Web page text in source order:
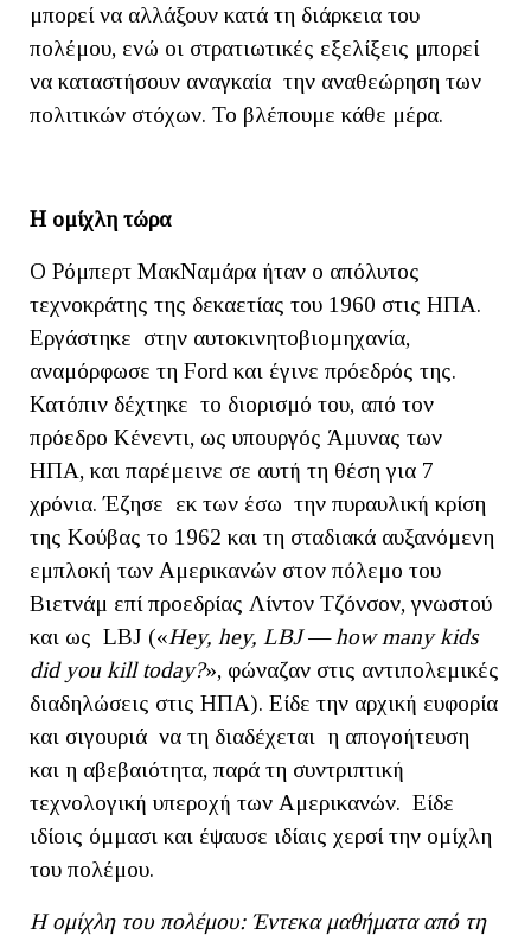
μπορεί να αλλάξουν κατά τη διάρκεια του
πολέμου, ενώ οι στρατιωτικές εξελίξεις μπορεί
να καταστήσουν αναγκαία την αναθεώρηση των
πολιτικών στόχων. Το βλέπουμε κάθε μέρα.
Η ομίχλη τώρα
Ο Ρόμπερτ ΜακΝαμάρα ήταν ο απόλυτος
τεχνοκράτης της δεκαετίας του 1960 στις ΗΠΑ.
Εργάστηκε στην αυτοκινητοβιομηχανία,
αναμόρφωσε τη Ford και έγινε πρόεδρός της.
Κατόπιν δέχτηκε το διορισμό του, από τον
πρόεδρο Κένεντι, ως υπουργός Άμυνας των
ΗΠΑ, και παρέμεινε σε αυτή τη θέση για 7
χρόνια. Έζησε εκ των έσω την πυραυλική κρίση
της Κούβας το 1962 και τη σταδιακά αυξανόμενη
εμπλοκή των Αμερικανών στον πόλεμο του
Βιετνάμ επί προεδρίας Λίντον Τζόνσον, γνωστού
και ως LBJ («Hey, hey, LBJ— howmanykids
didyoukilltoday?», φώναζαν στις αντιπολεμικές
διαδηλώσεις στις ΗΠΑ). Είδε την αρχική ευφορία
και σιγουριά να τη διαδέχεται η απογοήτευση
και η αβεβαιότητα, παρά τη συντριπτική
τεχνολογική υπεροχή των Αμερικανών. Είδε
ιδίοις όμμασι και έψαυσε ιδίαις χερσί την ομίχλη
του πολέμου.
Η ομίχλη του πολέμου: Έντεκα μαθήματα από τη